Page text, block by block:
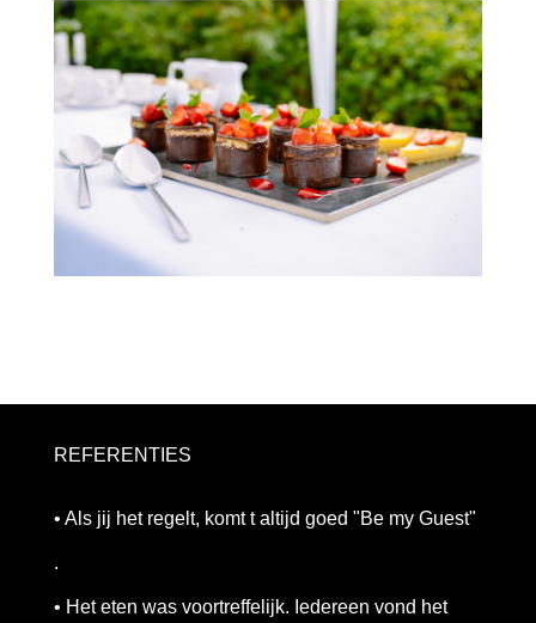
REFERENTIES
• Als jij het regelt, komt t altijd goed "Be my Guest"
.
• Het eten was voortreffelijk. Iedereen vond het